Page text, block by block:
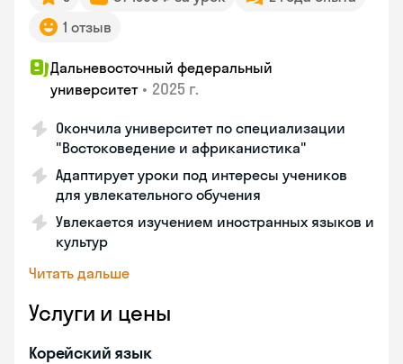
1 отзыв
Дальневосточный федеральный
университет • 2025 г.
Окончила университет по специализации
"Востоковедение и африканистика"
Адаптирует уроки под интересы учеников
для увлекательного обучения
Увлекается изучением иностранных языков и
культур
Читать дальше
Услуги и цены
Корейский язык